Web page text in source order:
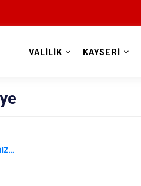
VALİLİK KAYSERİ